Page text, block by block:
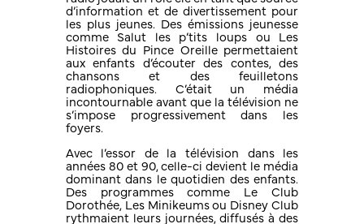
d’information et de divertissement pour
les plus jeunes. Des émissions jeunesse
comme Salut les p’tits loups ou Les
Histoires du Pince Oreille permettaient
aux enfants d’écouter des contes, des
chansons et des feuilletons
radiophoniques. C’était un média
incontournable avant que la télévision ne
s’impose progressivement dans les
foyers.
Avec l’essor de la télévision dans les
années 80 et 90, celle-ci devient le média
dominant dans le quotidien des enfants.
Des programmes comme Le Club
Dorothée, Les Minikeums ou Disney Club
rythmaient leurs journées, diffusés à des